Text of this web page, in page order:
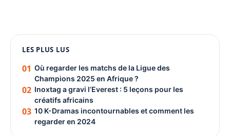
PUBLICITÉ
LES PLUS LUS
01 Où regarder les matchs de la Ligue des
Champions 2025 en Afrique ?
02 Inoxtag a gravi l’Everest : 5 leçons pour les
créatifs africains
03 10 K-Dramas incontournables et comment les
regarder en 2024